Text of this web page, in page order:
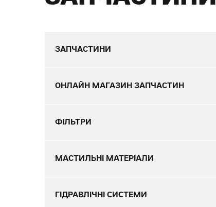
ЗАПЧАСТИНИ
ОНЛАЙН МАГАЗИН ЗАПЧАСТИН
ФІЛЬТРИ
МАСТИЛЬНІ МАТЕРІАЛИ
ГІДРАВЛІЧНІ СИСТЕМИ